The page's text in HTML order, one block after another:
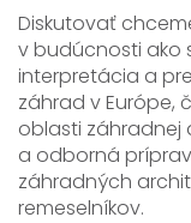
​Diskutovať
v budúcnosti ako
interpretácia a
záhrad v Európe,
oblasti záhradnej
a odborná
záhradných
remeselníkov.